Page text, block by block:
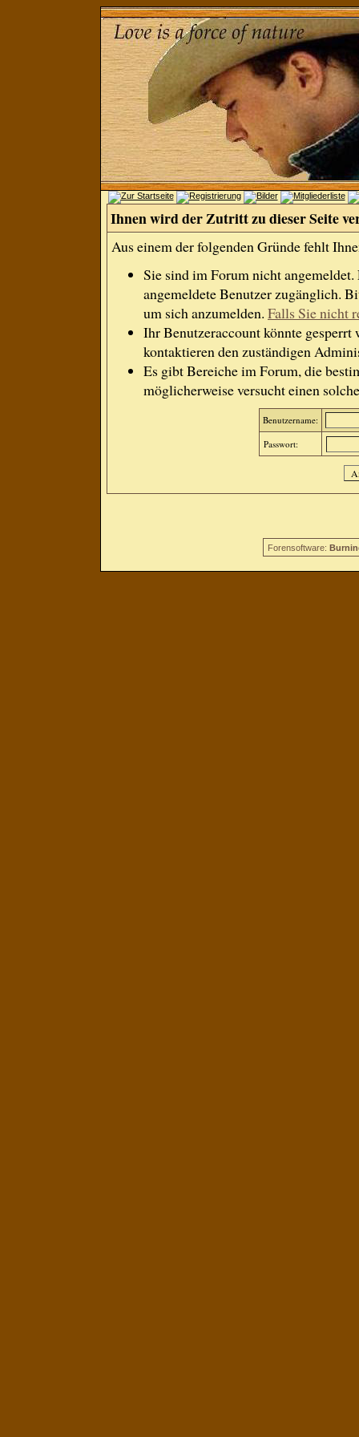
Ihnen wird der Zutritt zu dieser Seite
Aus einem der folgenden Gründe fehlt
Sie sind im Forum nicht
angemeldete Benutzer zugänglich.
um sich anzumelden. Falls Sie nicht
Ihr Benutzeraccount könnte gesperrt
kontaktieren den zuständigen
Es gibt Bereiche im Forum, die
möglicherweise versucht einen
Benutzername:
Passwort:
Forensoftware: